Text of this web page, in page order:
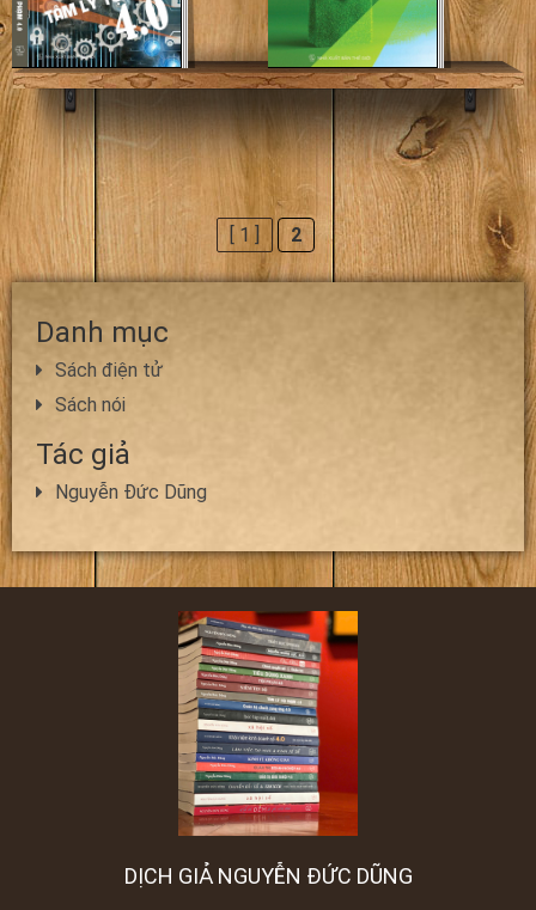
[ 1 ] 2
Danh mục
Sách điện tử
Sách nói
Tác giả
Nguyễn Đức Dũng
DỊCH GIẢ NGUYỄN ĐỨC DŨNG